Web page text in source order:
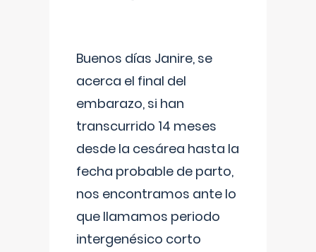
Buenos días Janire, se
acerca el final del
embarazo, si han
transcurrido 14 meses
desde la cesárea hasta la
fecha probable de parto,
nos encontramos ante lo
que llamamos periodo
intergenésico corto